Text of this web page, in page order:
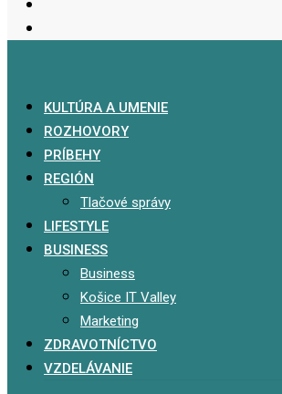
KULTÚRA A UMENIE
ROZHOVORY
PRÍBEHY
REGIÓN
Tlačové správy
LIFESTYLE
BUSINESS
Business
Košice IT Valley
Marketing
ZDRAVOTNÍCTVO
VZDELÁVANIE